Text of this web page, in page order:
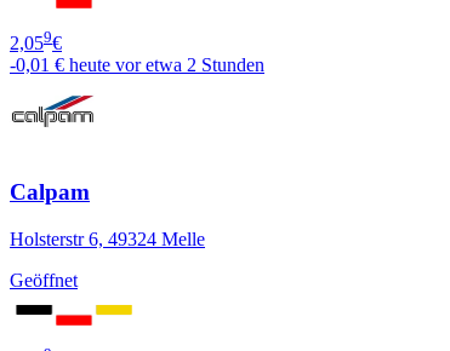
2,059€
-0,01 € heute vor etwa 2 Stunden
Calpam
Holsterstr 6, 49324 Melle
Geöffnet